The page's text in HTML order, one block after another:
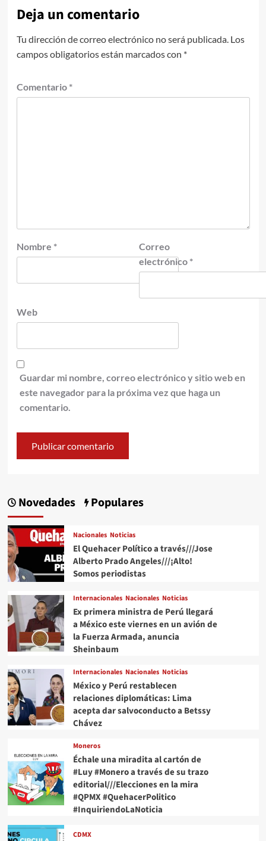
Deja un comentario
Tu dirección de correo electrónico no será publicada. Los
campos obligatorios están marcados con *
Comentario *
Nombre *
Correo
electrónico *
Web
Guardar mi nombre, correo electrónico y sitio web en
este navegador para la próxima vez que haga un
comentario.
Novedades Populares
Nacionales Noticias
El Quehacer Político a través///Jose
Alberto Prado Angeles///¡Alto!
Somos periodistas
Internacionales Nacionales Noticias
Ex primera ministra de Perú llegará
a México este viernes en un avión de
la Fuerza Armada, anuncia
Sheinbaum
Internacionales Nacionales Noticias
México y Perú restablecen
relaciones diplomáticas: Lima
acepta dar salvoconducto a Betssy
Chávez
Moneros
Échale una miradita al cartón de
#Luy #Monero a través de su trazo
editorial///Elecciones en la mira
#QPMX #QuehacerPolitico
#InquiriendoLaNoticia
CDMX